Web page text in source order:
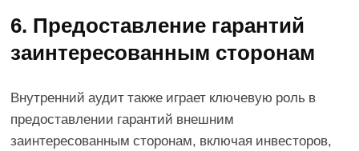
6. Предоставление гарантий
заинтересованным сторонам
Внутренний аудит также играет ключевую роль в
предоставлении гарантий внешним
заинтересованным сторонам, включая инвесторов,